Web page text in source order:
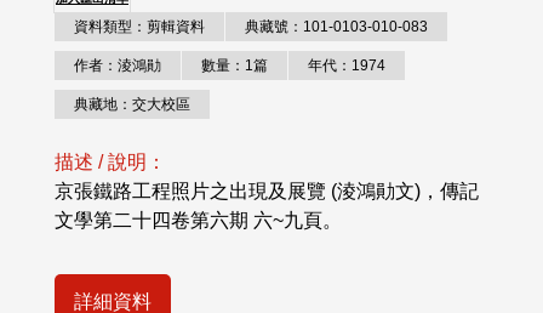
資料類型：剪輯資料 典藏號：101-0103-010-083
作者：淩鴻勛 數量：1篇 年代：1974
典藏地：交大校區
描述 / 說明：
京張鐵路工程照片之出現及展覽 (淩鴻勛文)，傳記
文學第二十四卷第六期 六~九頁。
詳細資料